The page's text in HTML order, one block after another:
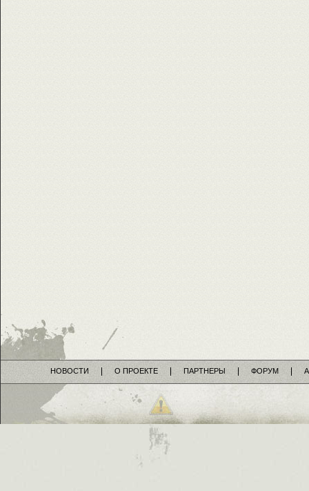
НОВОСТИ О ПРОЕКТЕ ПАРТНЕРЫ ФОРУМ